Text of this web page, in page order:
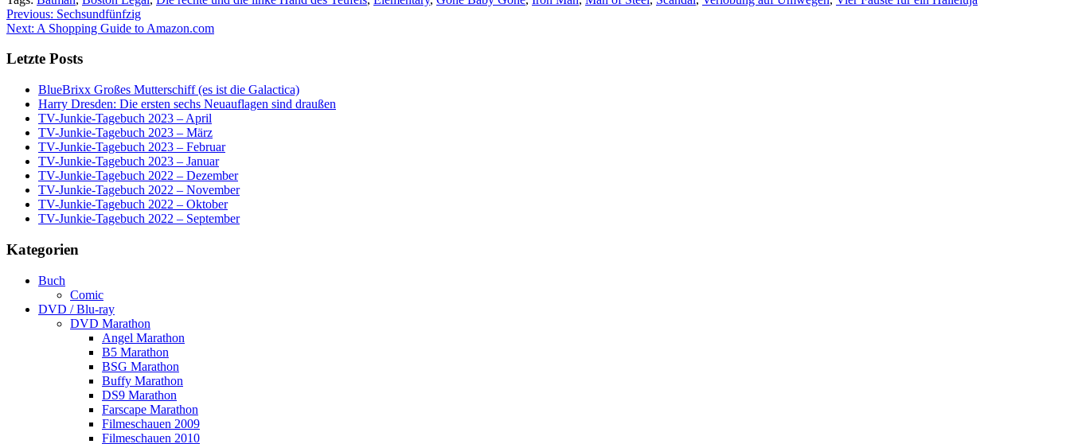
Post
navigation
Previous: Sechsundfünfzig
Next: A Shopping Guide to Amazon.com
Letzte Posts
BlueBrixx Großes Mutterschiff (es ist die Galactica)
Harry Dresden: Die ersten sechs Neuauflagen sind draußen
TV-Junkie-Tagebuch 2023 – April
TV-Junkie-Tagebuch 2023 – März
TV-Junkie-Tagebuch 2023 – Februar
TV-Junkie-Tagebuch 2023 – Januar
TV-Junkie-Tagebuch 2022 – Dezember
TV-Junkie-Tagebuch 2022 – November
TV-Junkie-Tagebuch 2022 – Oktober
TV-Junkie-Tagebuch 2022 – September
Kategorien
Buch
Comic
DVD / Blu-ray
DVD Marathon
Angel Marathon
B5 Marathon
BSG Marathon
Buffy Marathon
DS9 Marathon
Farscape Marathon
Filmeschauen 2009
Filmeschauen 2010